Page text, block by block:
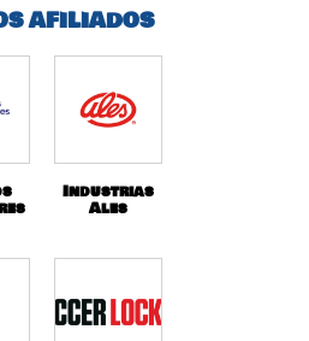
AFILIADOS
Industrias
Ales